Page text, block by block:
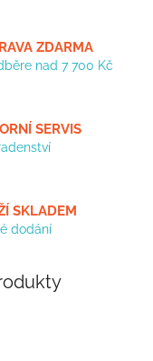
ZDARMA
nad 7 700 Kč
SERVIS
SKLADEM
dodání